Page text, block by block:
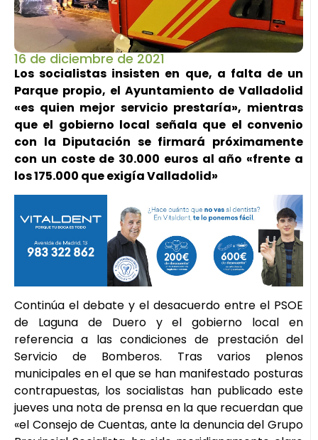
16 de diciembre de 2021
Los socialistas insisten en que, a falta de un
Parque propio, el Ayuntamiento de Valladolid
«es quien mejor servicio prestaría», mientras
que el gobierno local señala que el convenio
con la Diputación se firmará próximamente
con un coste de 30.000 euros al año «frente a
los 175.000 que exigía Valladolid»
Continúa el debate y el desacuerdo entre el PSOE
de Laguna de Duero y el gobierno local en
referencia a las condiciones de prestación del
Servicio de Bomberos. Tras varios plenos
municipales en el que se han manifestado posturas
contrapuestas, los socialistas han publicado este
jueves una nota de prensa en la que recuerdan que
«el Consejo de Cuentas, ante la denuncia del Grupo